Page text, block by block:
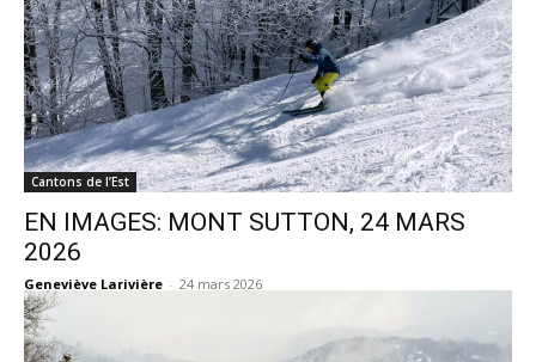
Cantons de l’Est
EN IMAGES: MONT SUTTON, 24 MARS
2026
Geneviève Larivière - 24 mars 2026